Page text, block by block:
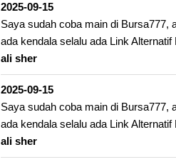
2025-09-15
Saya sudah coba main di Bursa777,
ada kendala selalu ada Link
ali sher
2025-09-15
Saya sudah coba main di Bursa777,
ada kendala selalu ada Link
ali sher